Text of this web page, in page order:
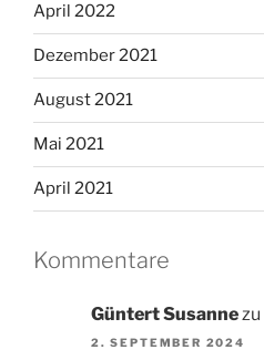
April 2022
Dezember 2021
August 2021
Mai 2021
April 2021
Kommentare
Güntert Susannezu
2. SEPTEMBER 2024